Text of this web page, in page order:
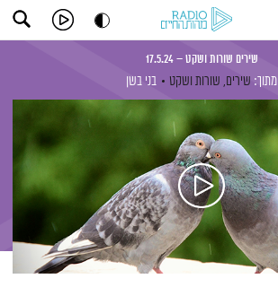
שירים שורות ושקט – 17.5.24
מתוך: שירים, שורות ושקט בני בשן